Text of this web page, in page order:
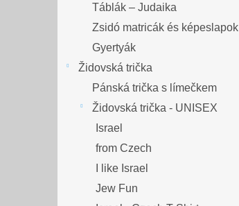
Táblák – Judaika
Zsidó matricák és képeslapok
Gyertyák
Židovská trička
Pánská trička s límečkem
Židovská trička - UNISEX
Israel
from Czech
I like Israel
Jew Fun